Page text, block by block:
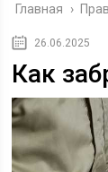
Главная ›
26.06.2025
Как